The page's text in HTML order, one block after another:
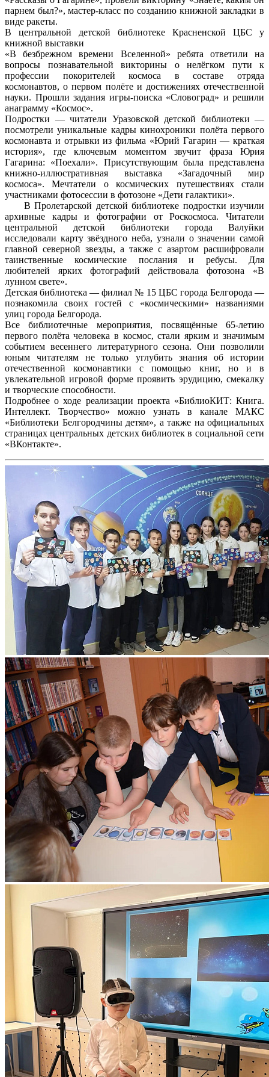
парнем был?», мастер-класс по созданию книжной закладки в
виде ракеты.
В центральной детской библиотеке Красненской ЦБС у
книжной выставки
«В безбрежном времени Вселенной» ребята ответили на
вопросы познавательной викторины о нелёгком пути к
профессии покорителей космоса в составе отряда
космонавтов, о первом полёте и достижениях отечественной
науки. Прошли задания игры-поиска «Словоград» и решили
анаграмму «Космос».
Подростки — читатели Уразовской детской библиотеки —
посмотрели уникальные кадры кинохроники полёта первого
космонавта и отрывки из фильма «Юрий Гагарин — краткая
история», где ключевым моментом звучит фраза Юрия
Гагарина: «Поехали». Присутствующим была представлена
книжно-иллюстративная выставка «Загадочный мир
космоса». Мечтатели о космических путешествиях стали
участниками фотосессии в фотозоне «Дети галактики».
В Пролетарской детской библиотеке подростки изучили
архивные кадры и фотографии от Роскосмоса. Читатели
центральной детской библиотеки города Валуйки
исследовали карту звёздного неба, узнали о значении самой
главной северной звезды, а также с азартом расшифровали
таинственные космические послания и ребусы. Для
любителей ярких фотографий действовала фотозона «В
лунном свете».
Детская библиотека — филиал № 15 ЦБС города Белгорода —
познакомила своих гостей с «космическими» названиями
улиц города Белгорода.
Все библиотечные мероприятия, посвящённые 65-летию
первого полёта человека в космос, стали ярким и значимым
событием весеннего литературного сезона. Они позволили
юным читателям не только углубить знания об истории
отечественной космонавтики с помощью книг, но и в
увлекательной игровой форме проявить эрудицию, смекалку
и творческие способности.
Подробнее о ходе реализации проекта «БиблиоКИТ: Книга.
Интеллект. Творчество» можно узнать в канале МАКС
«Библиотеки Белгородчины детям», а также на официальных
страницах центральных детских библиотек в социальной сети
«ВКонтакте».